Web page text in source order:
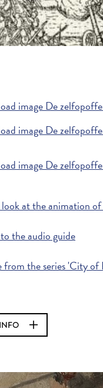
image De
image De
image De
look at the animation
the audio guide
the series 'City of